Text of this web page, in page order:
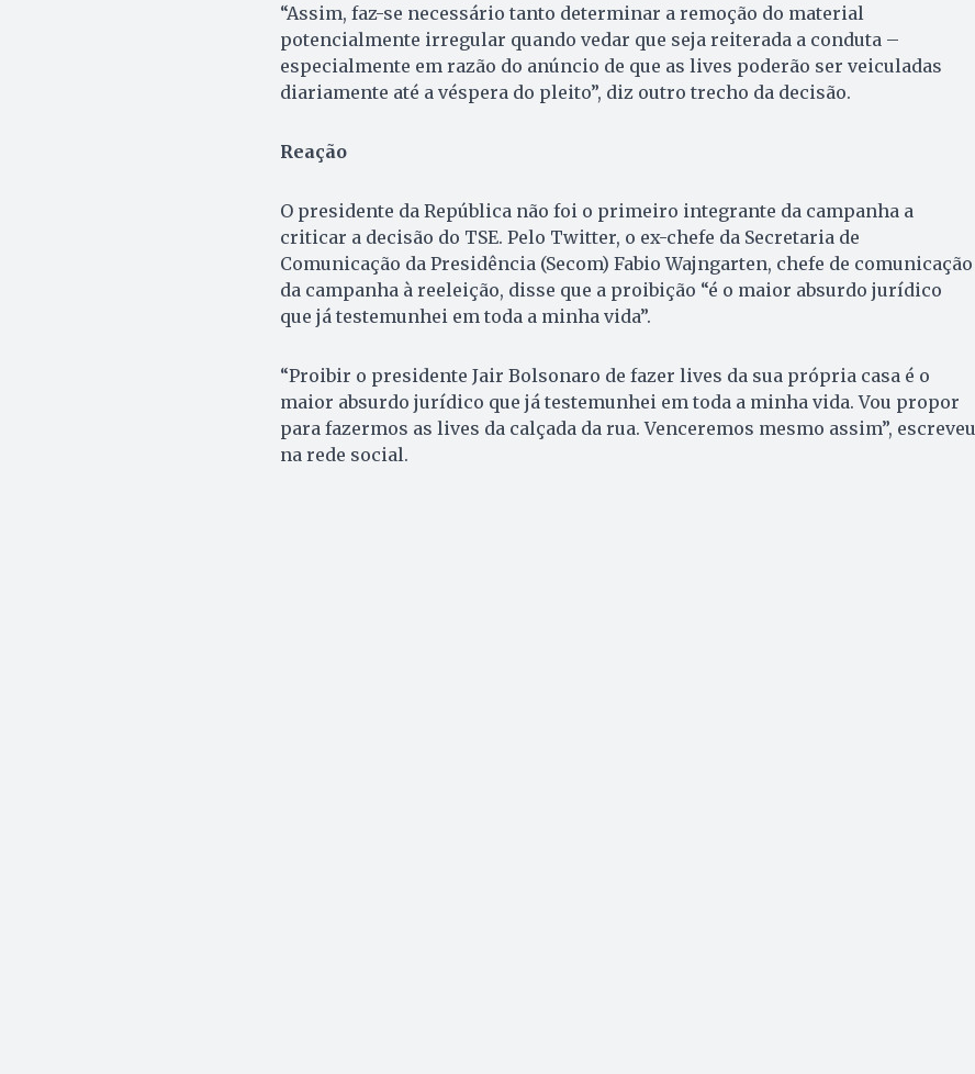
“Assim, faz-se necessário tanto determinar a remoção do material
potencialmente irregular quando vedar que seja reiterada a conduta –
especialmente em razão do anúncio de que as lives poderão ser veiculadas
diariamente até a véspera do pleito”, diz outro trecho da decisão.
Reação
O presidente da República não foi o primeiro integrante da campanha a
criticar a decisão do TSE. Pelo Twitter, o ex-chefe da Secretaria de
Comunicação da Presidência (Secom) Fabio Wajngarten, chefe de comunicação
da campanha à reeleição, disse que a proibição “é o maior absurdo jurídico
que já testemunhei em toda a minha vida”.
“Proibir o presidente Jair Bolsonaro de fazer lives da sua própria casa é o
maior absurdo jurídico que já testemunhei em toda a minha vida. Vou propor
para fazermos as lives da calçada da rua. Venceremos mesmo assim”, escreveu
na rede social.